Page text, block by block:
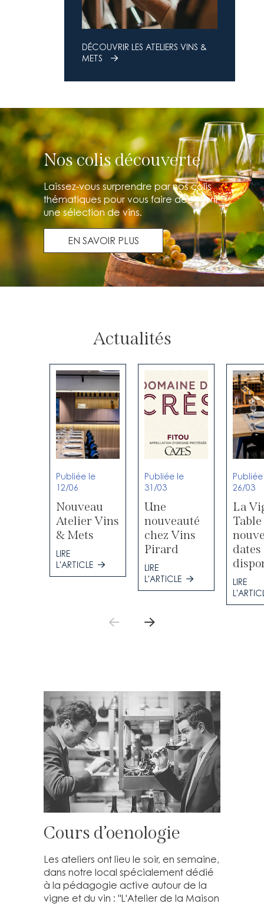
DÉCOUVRIR LES ATELIERS VINS &
METS
Nos colis découverte
Laissez-vous surprendre par nos colis
thématiques pour vous faire découvrir
une sélection de vins.
EN SAVOIR PLUS
Actualités
Publiée le
12/06
Nouveau
Atelier Vins
& Mets
LIRE
L'ARTICLE
Publiée le
31/03
Une
nouveauté
chez Vins
Pirard
LIRE
L'ARTICLE
26/03
La
Table
dates
LIRE
Cours d’oenologie
Les ateliers ont lieu le soir, en semaine,
dans notre local spécialement dédié
à la pédagogie active autour de la
vigne et du vin : "L'Atelier de la Maison